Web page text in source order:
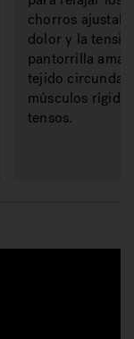
chorros
dolor y la
pantorrilla
tejido
músculos
tensos.